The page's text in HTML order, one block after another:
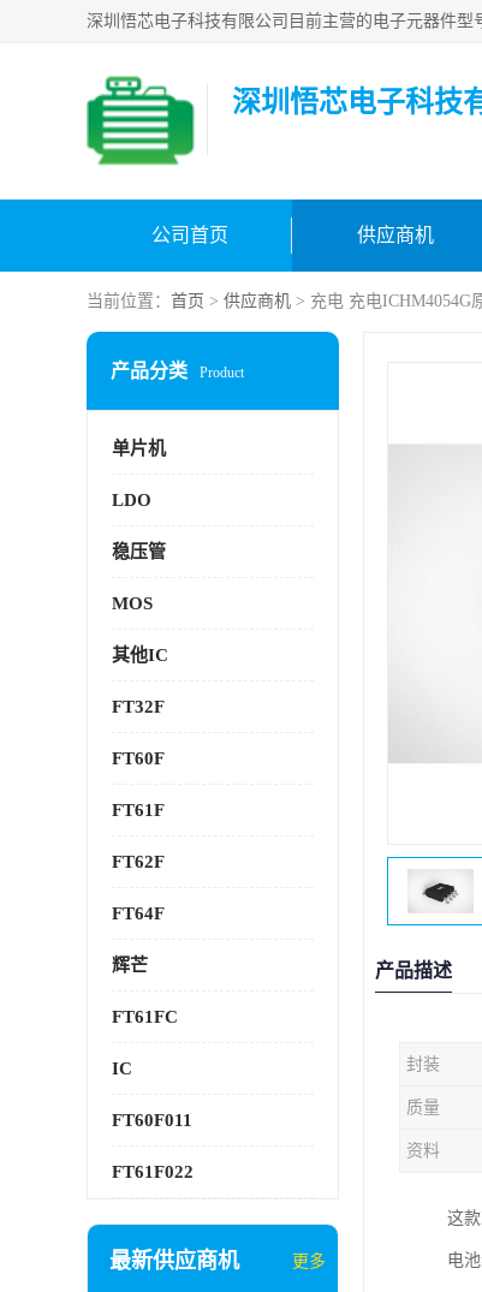
深圳悟芯电子科技
公司首页 供应商机
当前位置： 首页 > 供应商机 > 充电 充电ICHM4054G
产品分类 Product
单片机
LDO
稳压管
MOS
其他IC
FT32F
FT60F
FT61F
FT62F
FT64F
辉芒
FT61FC
IC
FT60F011
FT61F022
最新供应商机 更多
产品描述
封装
质量
资料
这
电